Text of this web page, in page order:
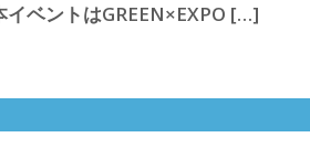
ベントはGREEN×EXPO […]